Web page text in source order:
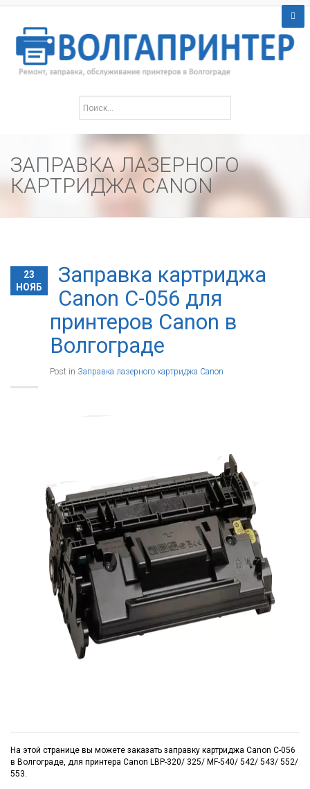
ЗАПРАВКА ЛАЗЕРНОГО
КАРТРИДЖА CANON
23
НОЯБ
Заправка картриджа
Canon C-056 для
принтеров Canon в
Волгограде
Post in Заправка лазерного картриджа Canon
На этой странице вы можете заказать заправку картриджа Canon C-056
в Волгограде, для принтера Canon LBP-320/ 325/ MF-540/ 542/ 543/ 552/
553.